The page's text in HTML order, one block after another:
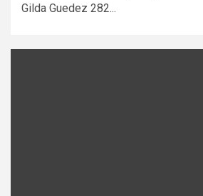
Gilda Guedez 282...